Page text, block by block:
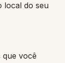
local do seu
que você